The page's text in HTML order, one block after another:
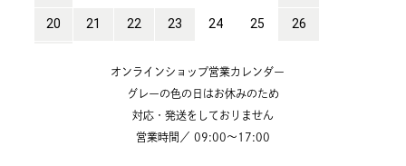
オンラインショップ営業カレンダー
グレーの色の日はお休みのため
対応・発送をしておりません
営業時間／ 09:00～17:00